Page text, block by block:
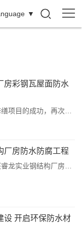
▼
房彩钢瓦屋面防水
厂房防水防腐工程
设 开启环保防水材